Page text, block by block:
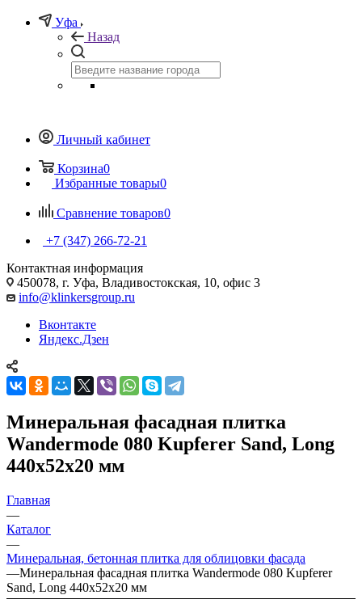
Уфа
Назад
Личный кабинет
Корзина0
Избранные товары0
Сравнение товаров0
+7 (347) 266-72-21
Контактная информация
450078, г. Уфа, Владивостокская, 10, офис 3
info@klinkersgroup.ru
Вконтакте
Яндекс.Дзен
Минеральная фасадная плитка
Wandermode 080 Kupferer Sand, Long
440х52х20 мм
Главная
—
Каталог
—
Минеральная, бетонная плитка для облицовки фасада
—Минеральная фасадная плитка Wandermode 080 Kupferer
Sand, Long 440х52х20 мм